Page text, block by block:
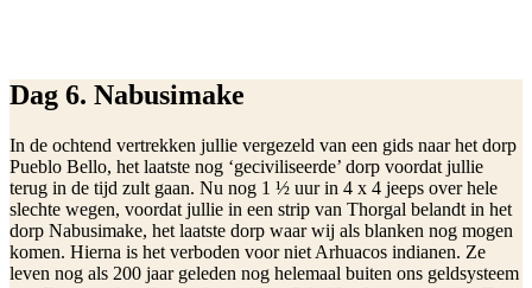
Dag 6. Nabusimake
In de ochtend vertrekken jullie vergezeld van een gids naar het dorp
Pueblo Bello, het laatste nog ‘geciviliseerde’ dorp voordat jullie
terug in de tijd zult gaan. Nu nog 1 ½ uur in 4 x 4 jeeps over hele
slechte wegen, voordat jullie in een strip van Thorgal belandt in het
dorp Nabusimake, het laatste dorp waar wij als blanken nog mogen
komen. Hierna is het verboden voor niet Arhuacos indianen. Ze
leven nog als 200 jaar geleden nog helemaal buiten ons geldsysteem